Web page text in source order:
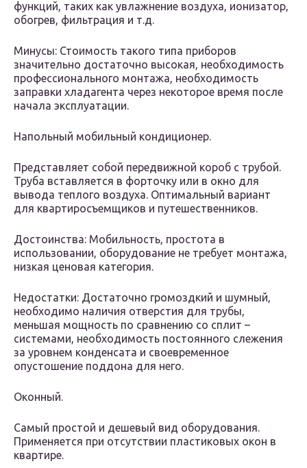
функций, таких как увлажнение воздуха, ионизатор,
обогрев, фильтрация и т.д.
Минусы: Стоимость такого типа приборов
значительно достаточно высокая, необходимость
профессионального монтажа, необходимость
заправки хладагента через некоторое время после
начала эксплуатации.
Напольный мобильный кондиционер.
Представляет собой передвижной короб с трубой.
Труба вставляется в форточку или в окно для
вывода теплого воздуха. Оптимальный вариант
для квартиросъемщиков и путешественников.
Достоинства: Мобильность, простота в
использовании, оборудование не требует монтажа,
низкая ценовая категория.
Недостатки: Достаточно громоздкий и шумный,
необходимо наличия отверстия для трубы,
меньшая мощность по сравнению со сплит –
системами, необходимость постоянного слежения
за уровнем конденсата и своевременное
опустошение поддона для него.
Оконный.
Самый простой и дешевый вид оборудования.
Применяется при отсутствии пластиковых окон в
квартире.